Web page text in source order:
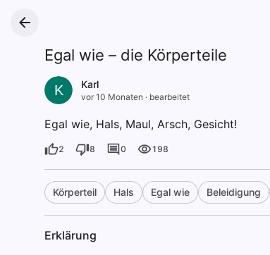
Egal wie – die Körperteile
K Karl
vor 10 Monaten · bearbeitet
Egal wie, Hals, Maul, Arsch, Gesicht!
2 8 0 198
Körperteil Hals Egal wie Beleidigung
Erklärung